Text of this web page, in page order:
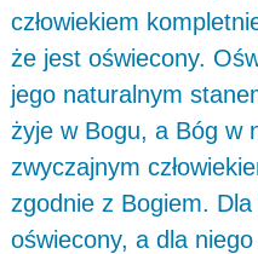
człowiekiem
że jest oświecony.
jego naturalnym
żyje w Bogu, a Bóg w
zwyczajnym
zgodnie z Bogiem.
oświecony, a dla